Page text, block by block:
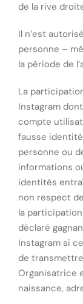
de la rive
Il n’est
personne –
la période de
La
Instagram
compte
fausse
personne ou
informations
identités
non respect
la
déclaré
Instagram si
de
Organisatrice
naissance,